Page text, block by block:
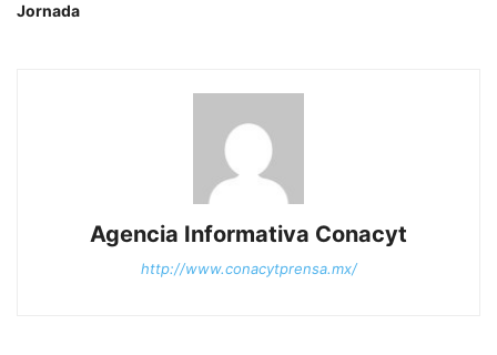
Jornada
Agencia Informativa Conacyt
http://www.conacytprensa.mx/